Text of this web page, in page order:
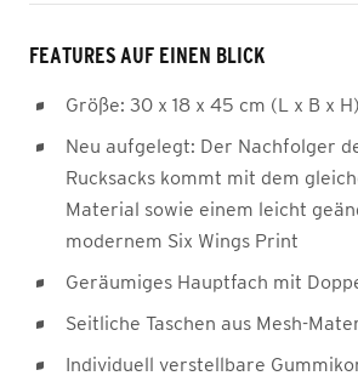
FEATURES AUF EINEN BLICK
Größe: 30 x 18 x 45 cm (L x B x
Neu aufgelegt: Der Nachfolger
Rucksacks kommt mit dem
Material sowie einem leicht
modernem Six Wings Print
Geräumiges Hauptfach mit
Seitliche Taschen aus Mesh-
Individuell verstellbare